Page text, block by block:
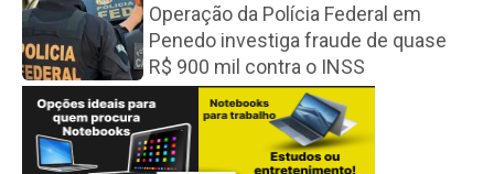
Operação da Polícia Federal em
Penedo investiga fraude de quase
R$ 900 mil contra o INSS